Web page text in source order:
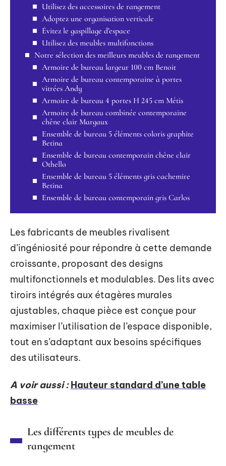
Utilisez des accessoires de rangement
Adoptez une organisation verticale
Évitez le gaspillage d’espace
Utilisez des meubles multifonctions
Notre sélection des meilleurs meubles de rangement
Armoire de bureau largeur 100 cm Benoit
Armoire de bureau contemporaine à portes
vitrées Andy
Armoire de bureau 4 portes H 245 cm Métis
Armoire de bureau combinée contemporaine
chêne clair Margaux
Ensemble de bureau 5 éléments coloris graphite
Betina
Ensemble de bureau contemporain chêne clair
Othello
Ensemble de bureau 5 éléments gris cachemire
Betina
Ensemble de bureau contemporain gris Carlos
Les fabricants de meubles rivalisent
d’ingéniosité pour répondre à cette demande
croissante, proposant des designs
multifonctionnels et modulables. Des lits avec
tiroirs intégrés aux étagères murales
ajustables, chaque pièce est conçue pour
maximiser l’utilisation de l’espace disponible,
tout en s’adaptant aux besoins spécifiques
des utilisateurs.
A voir aussi : Hauteur standard d’une table
basse
Les différents types de meubles de
rangement